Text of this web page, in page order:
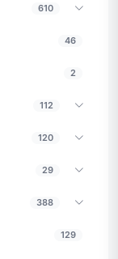
610
46
2
112
120
29
388
129